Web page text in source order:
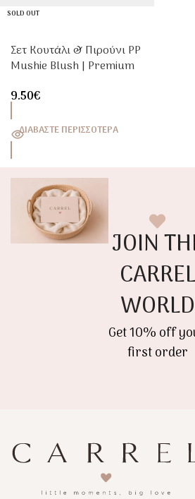
SOLD OUT
Σετ Κουτάλι & Πιρούνι PP
Mushie Blush | Premium
Μαχαιροπίρουνα
9.50€
ΔΙΑΒΆΣΤΕ ΠΕΡΙΣΣΌΤΕΡΑ
JOIN
CARREL
WORLD
Get 10% off
first order